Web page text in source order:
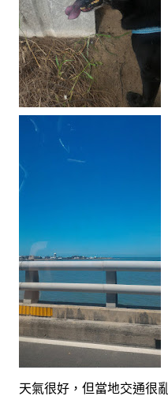
天氣很好，但當地交通很